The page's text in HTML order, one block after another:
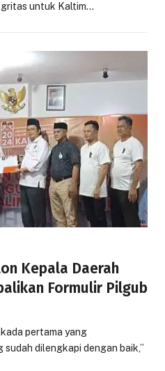
untuk Kaltim…
Kepala Daerah
Formulir Pilgub
pertama yang
dilengkapi dengan baik,”